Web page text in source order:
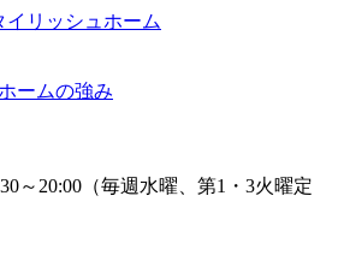
ームの強み
～20:00（毎週水曜、第1・3火曜定